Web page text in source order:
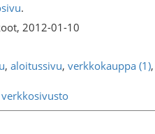
.
2012-01-10
, aloitussivu, verkkokauppa (1)
verkkosivusto